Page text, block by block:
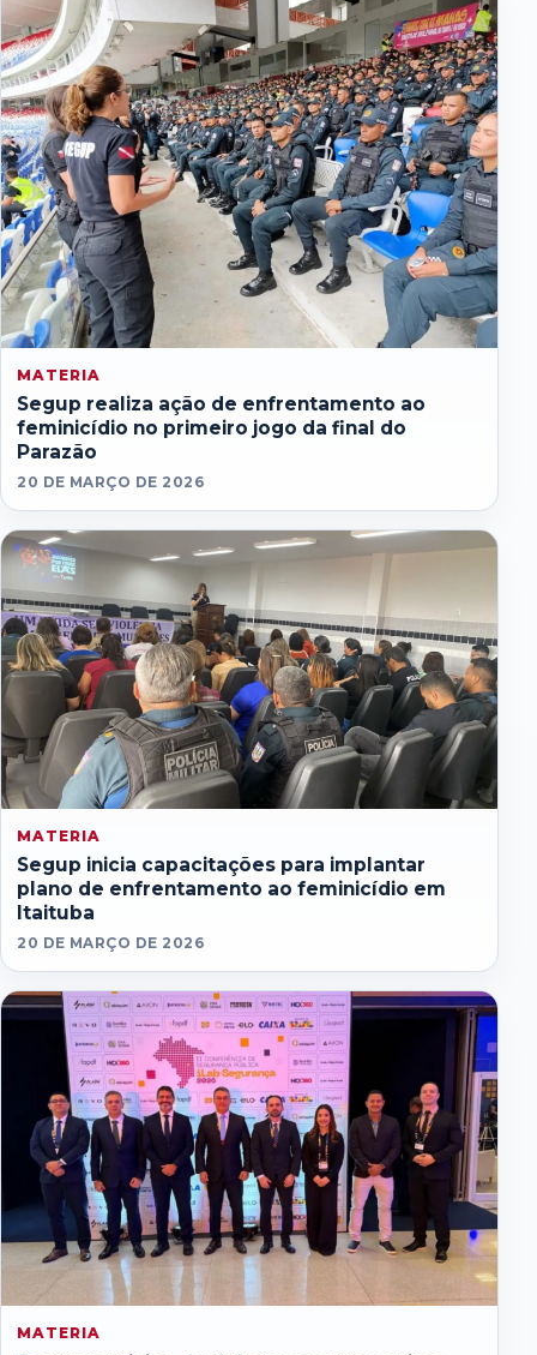
MATERIA
Segup realiza ação de enfrentamento ao
feminicídio no primeiro jogo da final do
Parazão
20 DE MARÇO DE 2026
MATERIA
Segup inicia capacitações para implantar
plano de enfrentamento ao feminicídio em
Itaituba
20 DE MARÇO DE 2026
MATERIA